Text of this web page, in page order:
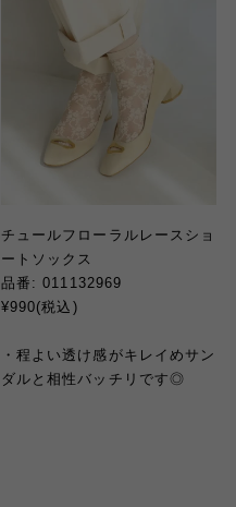
チュールフローラルレースショ
ートソックス
品番: 011132969
¥990(税込)
・程よい透け感 がキレイめサン
ダルと相性バッチリです◎